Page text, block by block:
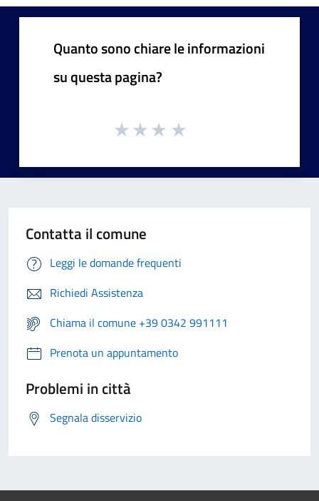
Quanto sono chiare le informazioni
su questa pagina?
Contatta il comune
Leggi le domande frequenti
Richiedi Assistenza
Chiama il comune +39 0342 991111
Prenota un appuntamento
Problemi in città
Segnala disservizio